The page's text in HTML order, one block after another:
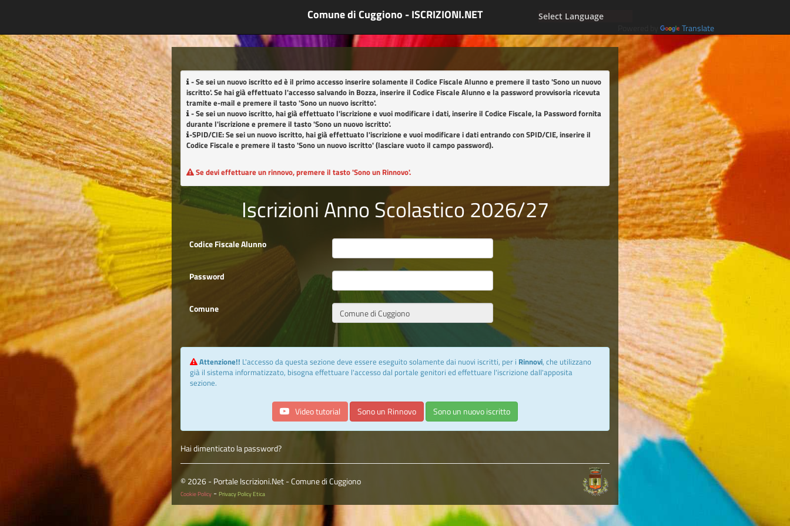
Comune di Cuggiono - ISCRIZIONI.NET
Translate
- Se sei un nuovo iscritto ed è il primo accesso inserire solamente il Codice Fiscale Alunno e premere il tasto'Sono un nuovo
iscritto'. Se hai già effettuato l'accesso salvando in Bozza, inserire il Codice Fiscale Alunno e la password provvisoria ricevuta
tramite e-mail e premere il tasto'Sono un nuovo iscritto'.
- Se sei un nuovo iscritto, hai già effettuato l'iscrizione e vuoi modificare i dati, inserire il Codice Fiscale, la Password fornita
durante l'iscrizione e premere il tasto'Sono un nuovo iscritto'.
-SPID/CIE: Se sei un nuovo iscritto, hai già effettuato l'iscrizione e vuoi modificare i dati entrando con SPID/CIE, inserire il
Codice Fiscale e premere il tasto'Sono un nuovo iscritto'(lasciare vuoto il campo password).
Se devi effettuare un rinnovo, premere il tasto'Sono un Rinnovo'.
Iscrizioni Anno Scolastico 2026/27
Codice Fiscale Alunno
Password
Comune
Attenzione!! L'accesso da questa sezione deve essere eseguito solamente dai nuovi iscritti, per i Rinnovi, che utilizzano
già il sistema informatizzato, bisogna effettuare l'accesso dal portale genitori ed effettuare l'iscrizione dall'apposita
sezione.
 Video tutorial Sono un Rinnovo
Hai dimenticato la password?
© 2026 - Portale Iscrizioni.Net - Comune di Cuggiono
Cookie Policy - Privacy Policy Etica